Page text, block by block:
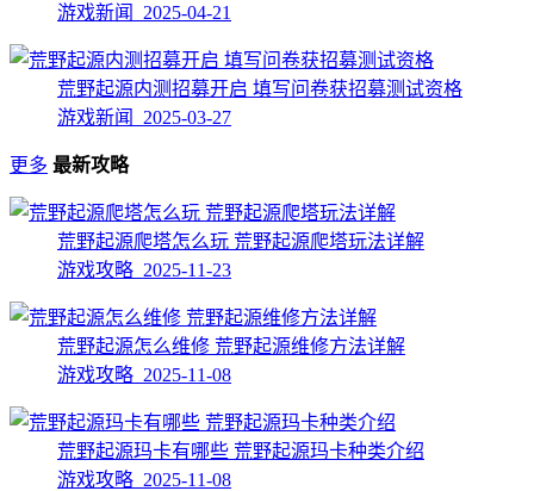
游戏新闻 2025-04-21
荒野起源内测招募开启 填写问卷获招募测试资格
游戏新闻 2025-03-27
更多 最新攻略
荒野起源爬塔怎么玩 荒野起源爬塔玩法详解
游戏攻略 2025-11-23
荒野起源怎么维修 荒野起源维修方法详解
游戏攻略 2025-11-08
荒野起源玛卡有哪些 荒野起源玛卡种类介绍
游戏攻略 2025-11-08